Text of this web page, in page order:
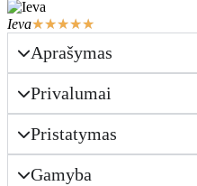
Ieva★★★★★
Aprašymas
Privalumai
Pristatymas
Gamyba